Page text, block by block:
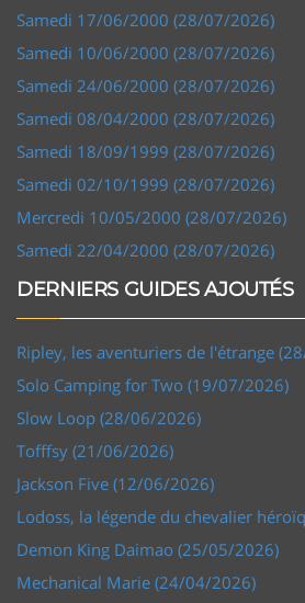
Samedi 17/06/2000 (28/07/2026)
Samedi 10/06/2000 (28/07/2026)
Samedi 24/06/2000 (28/07/2026)
Samedi 08/04/2000 (28/07/2026)
Samedi 18/09/1999 (28/07/2026)
Samedi 02/10/1999 (28/07/2026)
Mercredi 10/05/2000 (28/07/2026)
Samedi 22/04/2000 (28/07/2026)
DERNIERS GUIDES AJOUTÉS
Ripley, les aventuriers de l'étrange
Solo Camping for Two (19/07/2026)
Slow Loop (28/06/2026)
Tofffsy (21/06/2026)
Jackson Five (12/06/2026)
Lodoss, la légende du chevalier
Demon King Daimao (25/05/2026)
Mechanical Marie (24/04/2026)